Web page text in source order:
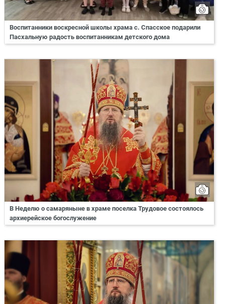
Воспитанники воскресной школы храма с. Спасское подарили
Пасхальную радость воспитанникам детского дома
В Неделю о самаряныне в храме поселка Трудовое состоялось
архиерейское богослужение